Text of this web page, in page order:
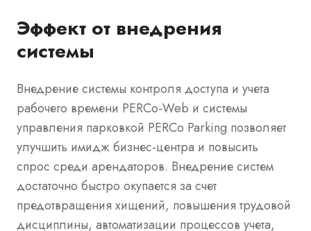
Эффект от внедрения
системы
Внедрение системы контроля доступа и учета
рабочего времени PERCo-Web и системы
управления парковкой PERCo Parking позволяет
улучшить имидж бизнес-центра и повысить
спрос среди арендаторов. Внедрение систем
достаточно быстро окупается за счет
предотвращения хищений, повышения трудовой
дисциплины, автоматизации процессов учета,